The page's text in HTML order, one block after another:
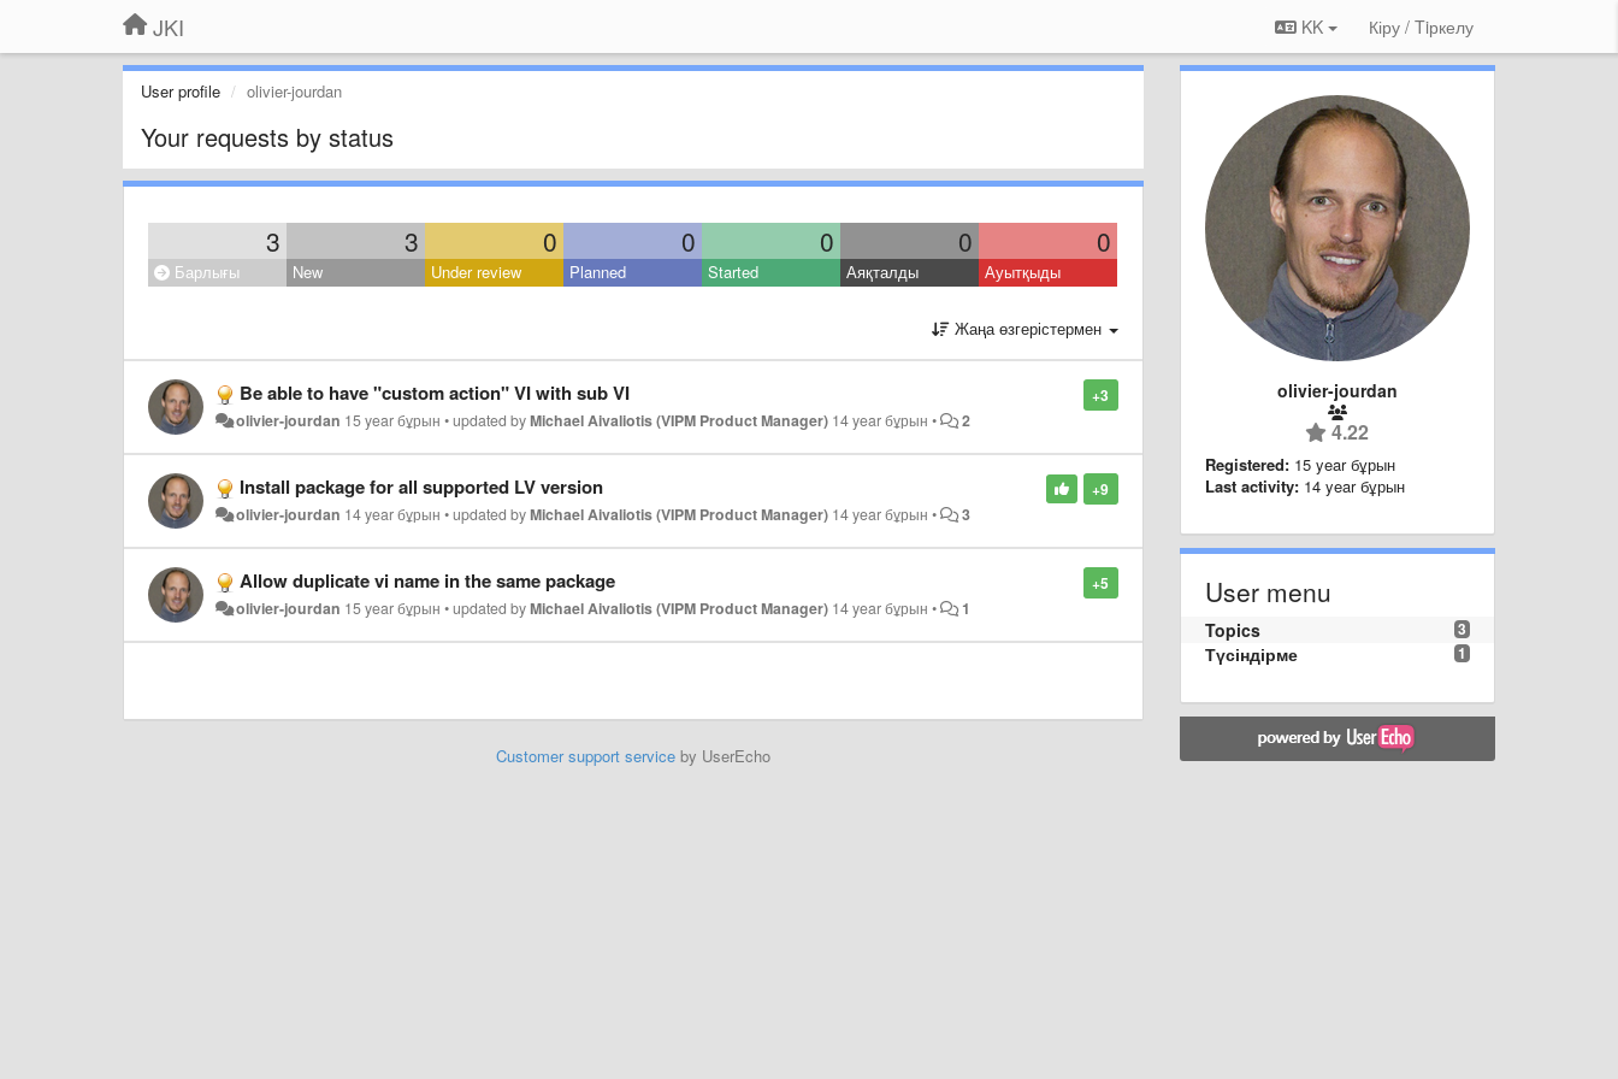
JKI KK Кіру / Tiркелу
User profile olivier-jourdan
Your requests by status
3 3 0 0 0 0 0
Барлығы New Under review Planned Started Аяқталды Ауытқыды
Жаңа өзгерістермен
+3
Be able to have "custom action" VI with sub VI
olivier-jourdan 15 year бұрын •updated byMichael Aivaliotis (VIPM Product Manager) 14 year бұрын • 2
+9
Install package for all supported LV version
olivier-jourdan 14 year бұрын •updated byMichael Aivaliotis (VIPM Product Manager) 14 year бұрын • 3
+5
Allow duplicate vi name in the same package
olivier-jourdan 15 year бұрын •updated byMichael Aivaliotis (VIPM Product Manager) 14 year бұрын • 1
Customer support serviceby UserEcho
olivier-jourdan
4.22
Registered: 15 year бұрын
Last activity: 14 year бұрын
User menu
3
Topics
1
Түсіндірме